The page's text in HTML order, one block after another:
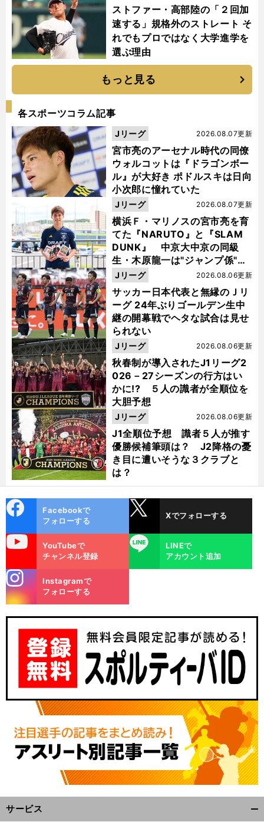
ストファー・高部陸の「２回加
速する」規格外のストレート そ
れでもプロではなく大学進学を
選ぶ理由
もっと見る
各スポーツコラム記事
宮市亮のアーセナル時代の同僚
ウォルコットは『ドラゴンボー
ル』が大好き ポドルスキは日向
小次郎に憧れていた
2026.08.07更新
Jリーグ
横浜Ｆ・マリノスの宮市亮を育
てた『NARUTO』と『SLAM
DUNK』 中京大中京の同級
生・木原龍一は"ジャンプ係"だ
った
2026.08.07更新
Jリーグ
サッカー日本代表と無縁のＪリ
ーグ 24年ぶりゴールデン生中
継の開幕戦でヘタな試合は見せ
られない
2026.08.06更新
Jリーグ
秋春制が導入されたJ1リーグ2
026－27シーズンの行方はい
かに!? ５人の識者が全順位を
大胆予想
2026.08.06更新
Jリーグ
J1全順位予想 識者５人が推す
優勝候補筆頭は？ J2降格の憂
き目に遭いそうな３クラブと
は？
2026.08.06更新
Jリーグ
ok
Facebookで
フォローする
Xでフォローする
YouTubeで
チャンネル登録
LINE
LINEで
アカウント追加
m
Instagramで
フォローする
サービス